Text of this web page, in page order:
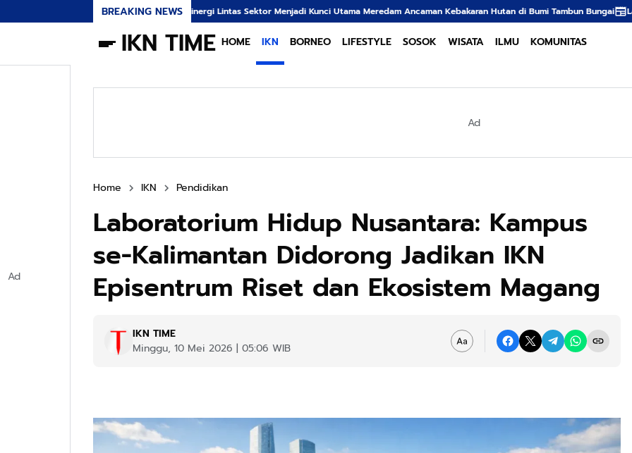
BREAKING NEWS
Sinergi Lintas Sektor Menjadi Kunci Utama Meredam Ancaman Kebakaran Hutan di Bumi Tambun Bungai Langkah Tegas Kepolisian
IKN TIME HOME IKN BORNEO LIFESTYLE SOSOK WISATA ILMU KOMUNITAS
Ad
Home IKN Pendidikan
Laboratorium Hidup Nusantara: Kampus
se-Kalimantan Didorong Jadikan IKN
Episentrum Riset dan Ekosistem Magang
IKN TIME
Minggu, 10 Mei 2026 | 05:06 WIB
Ad